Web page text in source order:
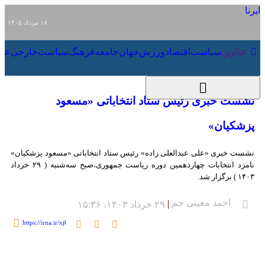
عناوین‌ سیاست اقتصاد ورزش جهان جامعه فرهنگ
نشست خبری رئیس ستاد انتخاباتی «مسعود
پزشکیان»
نشست خبری «علی عبدالعلی زاده» رئیس ستاد انتخاباتی «مسعود پزشکیان» نامزد
انتخابات چهاردهمین دوره ریاست جمهوری،صبح سه‌شنبه ( ۲۹ خرداد ۱۴۰۳ ) برگزار
شد.
احمد معینی جم ۲۹ خرداد ۱۴۰۳، ۱۵:۳۶